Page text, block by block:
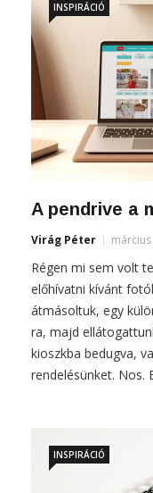
INSPIRÁCIÓ
A pendrive a
Virág Péter
Régen mi sem volt
előhívatni kívánt
átmásoltuk, egy
ra, majd
kioszkba bedugva,
rendelésünket. Nos.
INSPIRÁCIÓ